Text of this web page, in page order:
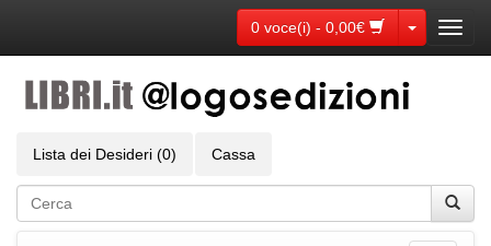
0 voce(i) - 0,00€ Toggle
Lista dei Desideri (0) Cassa